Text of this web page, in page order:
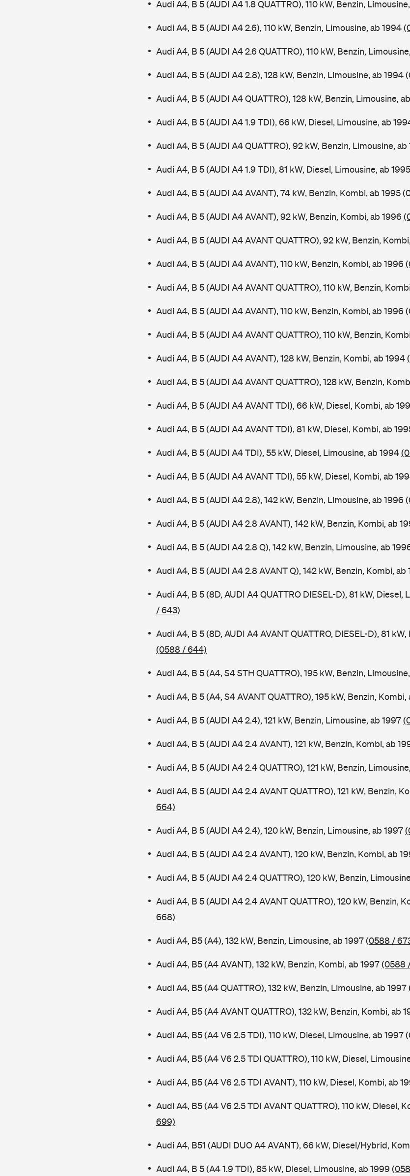
Audi A4, B 5 (AUDI A4 1.8 QUATTRO), 110 kW, Benzin,
Audi A4, B 5 (AUDI A4 2.6), 110 kW, Benzin, Limousine, ab 1994
Audi A4, B 5 (AUDI A4 2.6 QUATTRO), 110 kW, Benzin,
Audi A4, B 5 (AUDI A4 2.8), 128 kW, Benzin, Limousine, ab 1994
Audi A4, B 5 (AUDI A4 QUATTRO), 128 kW, Benzin, Limousine,
Audi A4, B 5 (AUDI A4 1.9 TDI), 66 kW, Diesel, Limousine, ab
Audi A4, B 5 (AUDI A4 QUATTRO), 92 kW, Benzin, Limousine, ab
Audi A4, B 5 (AUDI A4 1.9 TDI), 81 kW, Diesel, Limousine, ab 1995
Audi A4, B 5 (AUDI A4 AVANT), 74 kW, Benzin, Kombi, ab 1995
Audi A4, B 5 (AUDI A4 AVANT), 92 kW, Benzin, Kombi, ab 1996
Audi A4, B 5 (AUDI A4 AVANT QUATTRO), 92 kW, Benzin,
Audi A4, B 5 (AUDI A4 AVANT), 110 kW, Benzin, Kombi, ab 1996
Audi A4, B 5 (AUDI A4 AVANT QUATTRO), 110 kW, Benzin,
Audi A4, B 5 (AUDI A4 AVANT), 110 kW, Benzin, Kombi, ab 1996
Audi A4, B 5 (AUDI A4 AVANT QUATTRO), 110 kW, Benzin,
Audi A4, B 5 (AUDI A4 AVANT), 128 kW, Benzin, Kombi, ab 1994
Audi A4, B 5 (AUDI A4 AVANT QUATTRO), 128 kW, Benzin,
Audi A4, B 5 (AUDI A4 AVANT TDI), 66 kW, Diesel, Kombi, ab
Audi A4, B 5 (AUDI A4 AVANT TDI), 81 kW, Diesel, Kombi, ab
Audi A4, B 5 (AUDI A4 TDI), 55 kW, Diesel, Limousine, ab 1994
Audi A4, B 5 (AUDI A4 AVANT TDI), 55 kW, Diesel, Kombi, ab
Audi A4, B 5 (AUDI A4 2.8), 142 kW, Benzin, Limousine, ab 1996
Audi A4, B 5 (AUDI A4 2.8 AVANT), 142 kW, Benzin, Kombi, ab
Audi A4, B 5 (AUDI A4 2.8 Q), 142 kW, Benzin, Limousine, ab
Audi A4, B 5 (AUDI A4 2.8 AVANT Q), 142 kW, Benzin, Kombi, ab
Audi A4, B 5 (8D, AUDI A4 QUATTRO DIESEL-D), 81 kW, Diesel,
/ 643)
Audi A4, B 5 (8D, AUDI A4 AVANT QUATTRO, DIESEL-D), 81
(0588 / 644)
Audi A4, B 5 (A4, S4 STH QUATTRO), 195 kW, Benzin,
Audi A4, B 5 (A4, S4 AVANT QUATTRO), 195 kW, Benzin, Kombi,
Audi A4, B 5 (AUDI A4 2.4), 121 kW, Benzin, Limousine, ab 1997
Audi A4, B 5 (AUDI A4 2.4 AVANT), 121 kW, Benzin, Kombi, ab
Audi A4, B 5 (AUDI A4 2.4 QUATTRO), 121 kW, Benzin,
Audi A4, B 5 (AUDI A4 2.4 AVANT QUATTRO), 121 kW, Benzin,
664)
Audi A4, B 5 (AUDI A4 2.4), 120 kW, Benzin, Limousine, ab 1997
Audi A4, B 5 (AUDI A4 2.4 AVANT), 120 kW, Benzin, Kombi, ab
Audi A4, B 5 (AUDI A4 2.4 QUATTRO), 120 kW, Benzin,
Audi A4, B 5 (AUDI A4 2.4 AVANT QUATTRO), 120 kW, Benzin,
668)
Audi A4, B5 (A4), 132 kW, Benzin, Limousine, ab 1997(0588 /
Audi A4, B5 (A4 AVANT), 132 kW, Benzin, Kombi, ab 1997(0588
Audi A4, B5 (A4 QUATTRO), 132 kW, Benzin, Limousine, ab 1997
Audi A4, B5 (A4 AVANT QUATTRO), 132 kW, Benzin, Kombi, ab
Audi A4, B5 (A4 V6 2.5 TDI), 110 kW, Diesel, Limousine, ab 1997
Audi A4, B5 (A4 V6 2.5 TDI QUATTRO), 110 kW, Diesel,
Audi A4, B5 (A4 V6 2.5 TDI AVANT), 110 kW, Diesel, Kombi, ab
Audi A4, B5 (A4 V6 2.5 TDI AVANT QUATTRO), 110 kW, Diesel,
699)
Audi A4, B51 (AUDI DUO A4 AVANT), 66 kW, Diesel/Hybrid,
Audi A4, B 5 (A4 1.9 TDI), 85 kW, Diesel, Limousine, ab 1999